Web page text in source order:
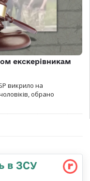
екскерівникам
викрило на
обрано
в ЗСУ